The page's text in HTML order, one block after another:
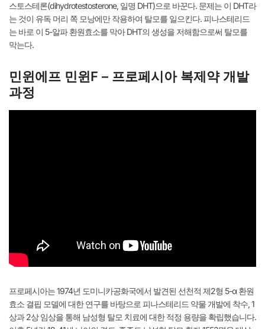
스토스테론(dihydrotestosterone, 일명 DHT)으로 바꾼다. 문제는 이 DHT라
는 것이 유독 머리 쪽 모낭에만 작용하여 탈모를 일으킨다. 피나스테리드
는 바로 이 5-알파 환원효소를 막아 DHT의 생성을 저해함으로써 탈모를
막는다.
민윈에프 민윈F – 프로페시아 복제약 개발
과정
프로페시아는 1974년 도미니카공화국에서 발견된 선천적 제2형 5-α 환원
효소 결핍 모델에 대한 연구를 바탕으로 피나스테리드 약물 개발에 착수, 1
상과 2상 임상을 통해 남성형 탈모 치료에 대한 적정 용량을 확립했습니다.